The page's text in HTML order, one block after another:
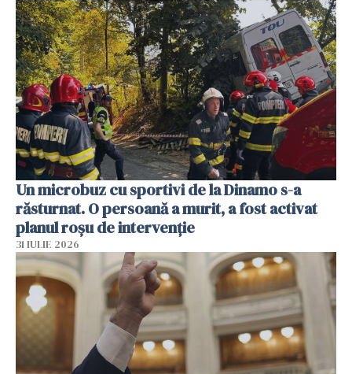
Un microbuz cu sportivi de la Dinamo s-a
răsturnat. O persoană a murit, a fost activat
planul roșu de intervenție
31 IULIE 2026